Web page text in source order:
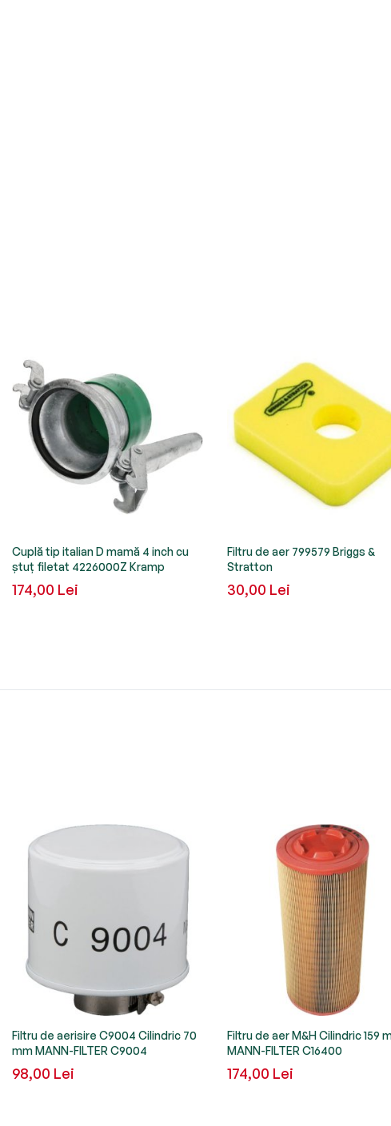
Cuplă tip italian D mamă 4 inch cu
ștuț filetat 4226000Z Kramp
174,00 Lei
Filtru de aer 799579 Briggs &
Stratton
30,00 Lei
Filtru de aerisire C9004 Cilindric 70
mm MANN-FILTER C9004
98,00 Lei
Filtru de aer M&H Cilindric 159
MANN-FILTER C16400
174,00 Lei